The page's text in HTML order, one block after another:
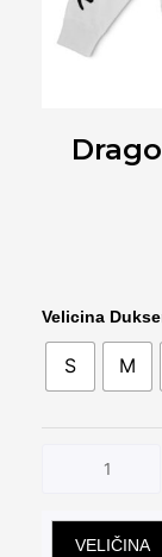
Velicina
S M
Dragon
Ball
Dukserica
A21
Alternative:
VELIČINA